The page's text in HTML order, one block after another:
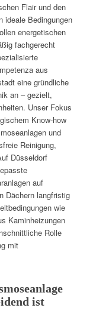
Flair und den
ideale Bedingungen
energetischen
fachgerecht
aus
eine gründliche
an – gezielt,
Unser Fokus
Know-how
und
Reinigung,
Düsseldorf
auf
Dächern langfristig
wie
Kaminheizungen
Rolle
mit
ist